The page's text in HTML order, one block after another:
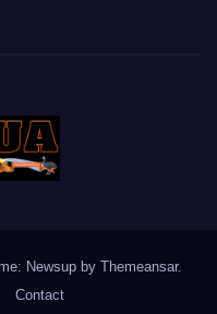
Newsup by Themeansar.
Contact